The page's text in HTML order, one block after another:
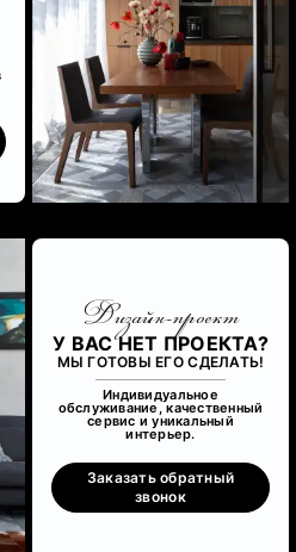
Дизайн-проект
У ВАС НЕТ ПРОЕКТА?
МЫ ГОТОВЫ ЕГО СДЕЛАТЬ!
Индивидуальное
обслуживание, качественный
сервис и уникальный
интерьер.
Заказать обратный
звонок